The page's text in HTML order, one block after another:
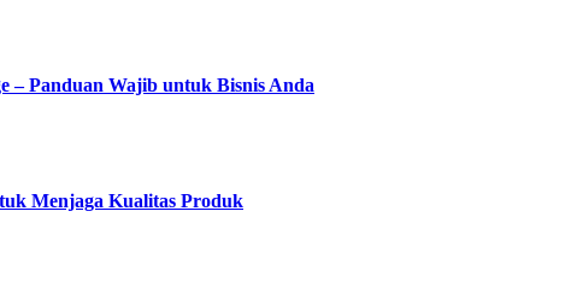
– Panduan Wajib untuk Bisnis Anda
Menjaga Kualitas Produk